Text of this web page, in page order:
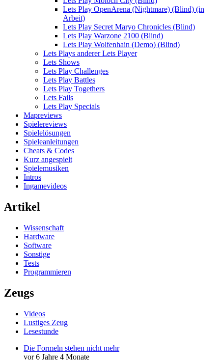
Lets Play OpenArena (Nightmare) (Blind) (in
Arbeit)
Lets Play Secret Maryo Chronicles (Blind)
Lets Play Warzone 2100 (Blind)
Lets Play Wolfenhain (Demo) (Blind)
Lets Plays anderer Lets Player
Lets Shows
Lets Play Challenges
Lets Play Battles
Lets Play Togethers
Lets Fails
Lets Play Specials
Mapreviews
Spielereviews
Spielelösungen
Spieleanleitungen
Cheats & Codes
Kurz angespielt
Spielemusiken
Intros
Ingamevideos
Artikel
Wissenschaft
Hardware
Software
Sonstige
Tests
Programmieren
Zeugs
Videos
Lustiges Zeug
Lesestunde
Die Formeln stehen nicht mehr
vor 6 Jahre 4 Monate